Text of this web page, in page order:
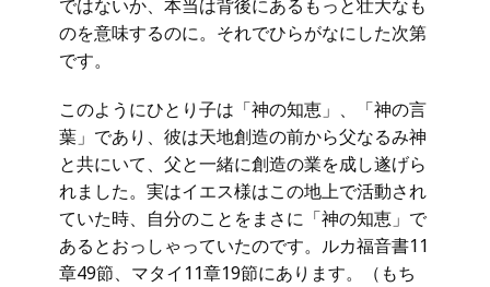
ではないか、本当は背後にあるもっと壮大なも
のを意味するのに。それでひらがなにした次第
です。
このようにひとり子は「神の知恵」、「神の言
葉」であり、彼は天地創造の前から父なるみ神
と共にいて、父と一緒に創造の業を成し遂げら
れました。実はイエス様はこの地上で活動され
ていた時、自分のことをまさに「神の知恵」で
あるとおっしゃっていたのです。ルカ福音書11
章49節、マタイ11章19節にあります。（もち